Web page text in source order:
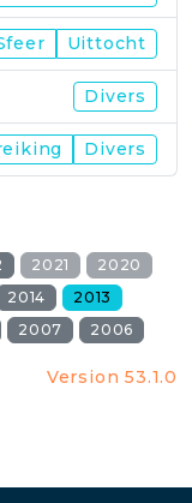
Uittocht
Divers
Divers
2021
2020
2014
2013
2007 2006
Version 53.1.0